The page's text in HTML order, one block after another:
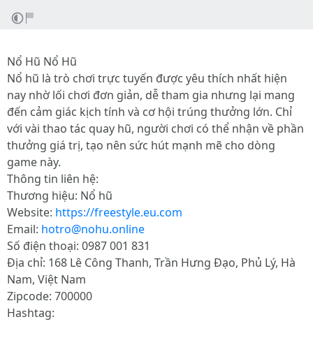
Nổ Hũ Nổ Hũ
Nổ hũ là trò chơi trực tuyến được yêu thích nhất hiện
nay nhờ lối chơi đơn giản, dễ tham gia nhưng lại mang
đến cảm giác kịch tính và cơ hội trúng thưởng lớn. Chỉ
với vài thao tác quay hũ, người chơi có thể nhận về phần
thưởng giá trị, tạo nên sức hút mạnh mẽ cho dòng
game này.
Thông tin liên hệ:
Thương hiệu: Nổ hũ
Website: https://freestyle.eu.com
Email: hotro@nohu.online
Số điện thoại: 0987 001 831
Địa chỉ: 168 Lê Công Thanh, Trần Hưng Đạo, Phủ Lý, Hà
Nam, Việt Nam
Zipcode: 700000
Hashtag: